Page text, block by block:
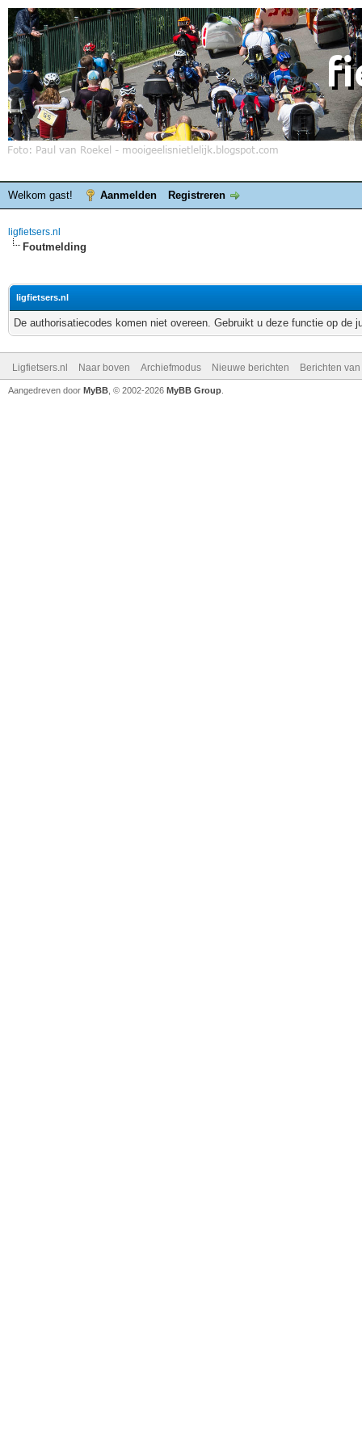
Welkom gast! Aanmelden Registreren
ligfietsers.nl
Foutmelding
ligfietsers.nl
De authorisatiecodes komen niet overeen. Gebruikt u deze functie op de
Ligfietsers.nl Naar boven Archiefmodus Nieuwe berichten Berichten
Aangedreven door MyBB , © 2002-2026 MyBB Group